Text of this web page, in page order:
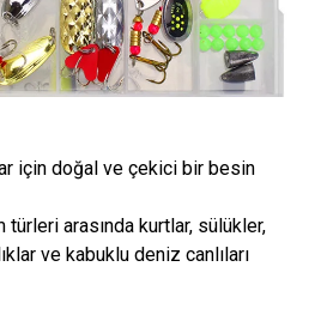
için doğal ve çekici bir besin
türleri arasında kurtlar, sülükler,
ve kabuklu deniz canlıları